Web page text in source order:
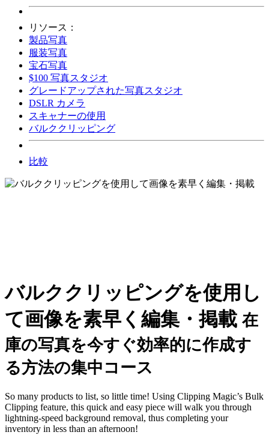
リソース：
製品写真
服装写真
宝石写真
$100 写真スタジオ
グレードアップされた写真スタジオ
DSLR カメラ
スキャナーの使用
バルククリッピング
比較
バルククリッピングを使用し
て画像を素早く編集・掲載 在
庫の写真を今すぐ効率的に作成す
る方法の集中コース
So many products to list, so little time! Using Clipping Magic’s Bulk
Clipping feature, this quick and easy piece will walk you through
lightning-speed background removal, thus completing your
inventory in less than an afternoon!